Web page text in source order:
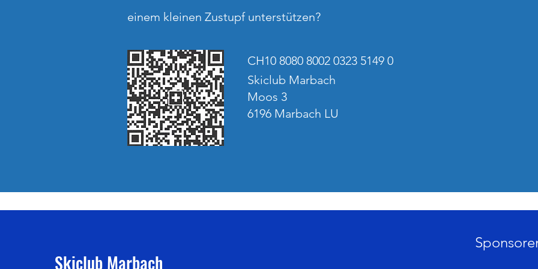
einem kleinen Zustupf unterstützen?
CH10 8080 8002 0323 5149 0
Skiclub Marbach
Moos 3
6196 Marbach LU
Skiclub Marbach